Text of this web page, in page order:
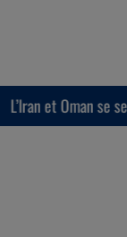
et Oman se